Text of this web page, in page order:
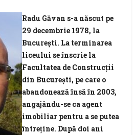
Radu Găvan s-a născut pe
29 decembrie 1978, la
Bucureşti. La terminarea
liceului se înscrie la
Facultatea de Construcţii
din Bucureşti, pe care o
abandonează însă în 2003,
angajându-se ca agent
imobiliar pentru a se putea
întreţine. După doi ani